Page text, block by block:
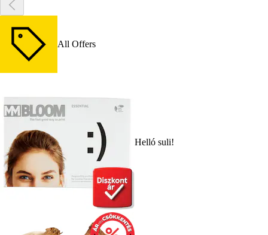
All Offers
Helló suli!